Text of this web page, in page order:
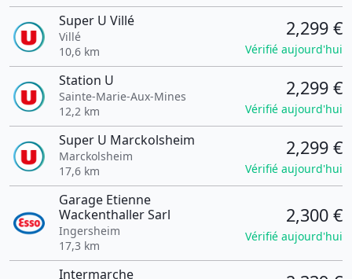
Super U Villé
Villé
10,6 km
2,299 €
Vérifié aujourd'hui
Station U
Sainte-Marie-Aux-Mines
12,2 km
2,299 €
Vérifié aujourd'hui
Super U Marckolsheim
Marckolsheim
17,6 km
2,299 €
Vérifié aujourd'hui
Garage Etienne
Wackenthaller Sarl
Ingersheim
17,3 km
2,300 €
Vérifié aujourd'hui
Intermarche